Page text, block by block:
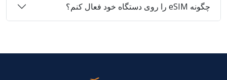
چگونه eSIM را روی دستگاه خود فعال کنم؟